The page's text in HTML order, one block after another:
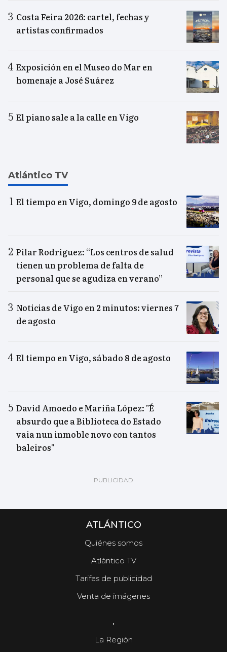
Costa Feira 2026: cartel, fechas y
artistas confirmados
Exposición en el Museo do Mar en
homenaje a José Suárez
El piano sale a la calle en Vigo
Atlántico TV
El tiempo en Vigo, domingo 9 de agosto
Pilar Rodríguez: “Los centros de salud
tienen un problema de falta de
personal que se agudiza en verano”
Noticias de Vigo en 2 minutos: viernes 7
de agosto
El tiempo en Vigo, sábado 8 de agosto
David Amoedo e Mariña López: "É
absurdo que a Biblioteca do Estado
vaia nun inmoble novo con tantos
baleiros"
ATLÁNTICO
Quiénes somos
Atlántico TV
Tarifas de publicidad
Venta de imágenes
.
La Región